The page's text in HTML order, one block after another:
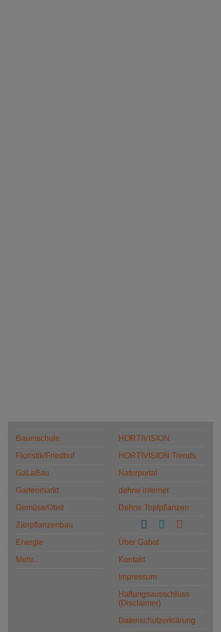
Baumschule
Floristik/Friedhof
GaLaBau
Gartenmarkt
Gemüse/Obst
Zierpflanzenbau
Energie
Mehr...
HORTIVISION
HORTIVISION Trends
Naturportal
dehne internet
Dehne Topfpflanzen
Über Gabot
Kontakt
Impressum
Haftungsausschluss
(Disclaimer)
Datenschutzerklärung